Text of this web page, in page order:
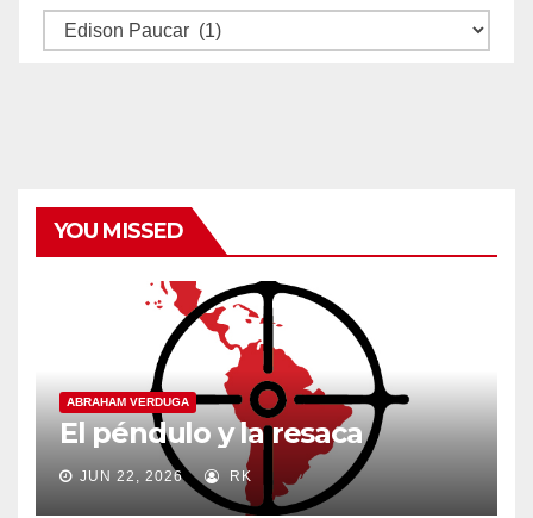
Autores
YOU MISSED
ABRAHAM VERDUGA
El péndulo y la resaca
JUN 22, 2026 RK